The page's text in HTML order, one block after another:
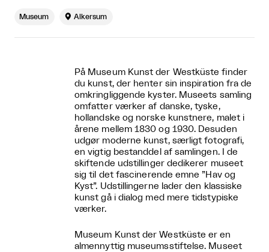
Museum  Alkersum
På Museum Kunst der Westküste finder
du kunst, der henter sin inspiration fra de
omkringliggende kyster. Museets samling
omfatter værker af danske, tyske,
hollandske og norske kunstnere, malet i
årene mellem 1830 og 1930. Desuden
udgør moderne kunst, særligt fotografi,
en vigtig bestanddel af samlingen. I de
skiftende udstillinger dedikerer museet
sig til det fascinerende emne ”Hav og
Kyst”. Udstillingerne lader den klassiske
kunst gå i dialog med mere tidstypiske
værker.
Museum Kunst der Westküste er en
almennyttig museumsstiftelse. Museet